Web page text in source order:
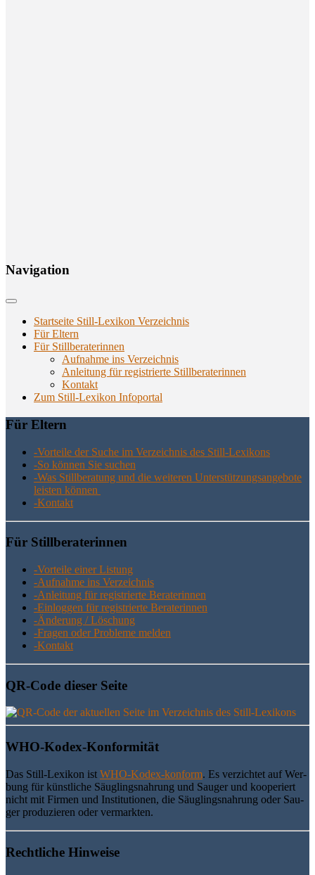
Navi­ga­ti­on
Startseite Still-Lexikon Verzeichnis
Für Eltern
Für Stillberaterinnen
Aufnahme ins Verzeichnis
Anlei­tung für regis­trier­te Stillberaterinnen
Kon­takt
Zum Still-Lexikon Infoportal
Für Eltern
-Vor­tei­le der Suche im Ver­zeich­nis des Still-Lexikons
-So kön­nen Sie suchen
-Was Still­be­ra­tung und die wei­te­ren Unter­stüt­zungs­an­ge­bo­te
leis­ten können
-Kon­takt
Für Still­be­ra­te­rin­nen
-Vor­tei­le einer Listung
-Auf­nah­me ins Verzeichnis
-Anlei­tung für regis­trier­te Beraterinnen
-Ein­log­gen für regis­trier­te Beraterinnen
-Ände­rung / Löschung
-Fra­gen oder Pro­ble­me melden
-Kon­takt
QR-Code die­ser Seite
WHO-Kodex-Kon­for­mi­tät
Das Still-Lexi­kon ist WHO-Kodex-kon­form. Es ver­zich­tet auf Wer­
bung für künst­li­che Säug­lings­nah­rung und Sau­ger und koope­riert
nicht mit Fir­men und Insti­tu­tio­nen, die Säug­lings­nah­rung oder Sau­
ger pro­du­zie­ren oder vermarkten.
Recht­li­che Hinweise